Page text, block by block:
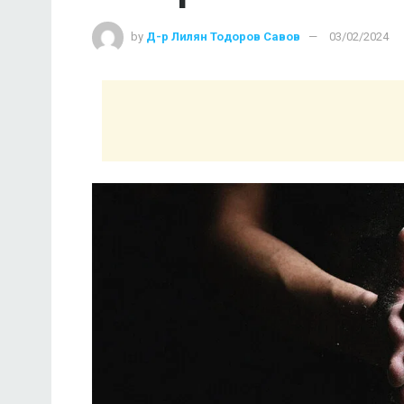
by Д-р Лилян Тодоров Савов 03/02/2024